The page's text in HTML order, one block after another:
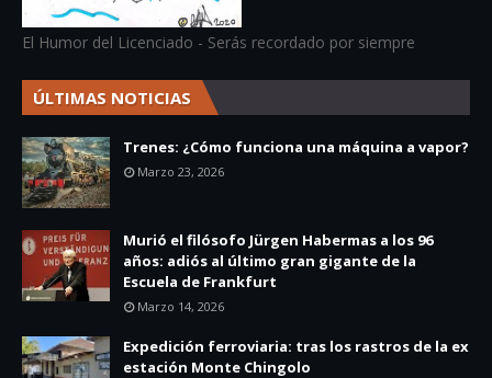
El Humor del Licenciado - Serás recordado por siempre
ÚLTIMAS NOTICIAS
Trenes: ¿Cómo funciona una máquina a vapor?
Marzo 23, 2026
Murió el filósofo Jürgen Habermas a los 96
años: adiós al último gran gigante de la
Escuela de Frankfurt
Marzo 14, 2026
Expedición ferroviaria: tras los rastros de la ex
estación Monte Chingolo